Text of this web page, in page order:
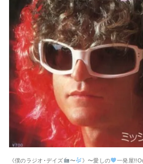
《僕のラジオ･デイズ 〜 》〜愛しの
一発屋